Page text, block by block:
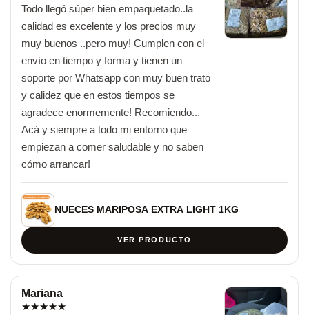
Todo llegó súper bien empaquetado..la
calidad es excelente y los precios muy
muy buenos ..pero muy! Cumplen con el
envío en tiempo y forma y tienen un
soporte por Whatsapp con muy buen trato
y calidez que en estos tiempos se
agradece enormemente! Recomiendo...
Acá y siempre a todo mi entorno que
empiezan a comer saludable y no saben
cómo arrancar!
NUECES MARIPOSA EXTRA LIGHT 1KG
VER PRODUCTO
Mariana
★★★★★